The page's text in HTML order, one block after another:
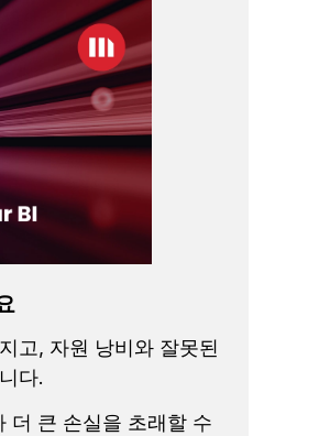
고, 자원 낭비와 잘못된
다.
더 큰 손실을 초래할 수